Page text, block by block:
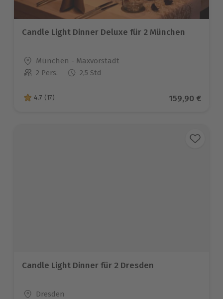
Candle Light Dinner Deluxe für 2 München
Standort
München - Maxvorstadt
Anzahl der Teilnehmer
2 Pers. 2,5 Std
4.7 von 5 Sternen basierend auf 17 Bewertungen
4.7 (17) Aktueller
159,90 €
Candle Light Dinner für 2 Dresden
Standort
Dresden